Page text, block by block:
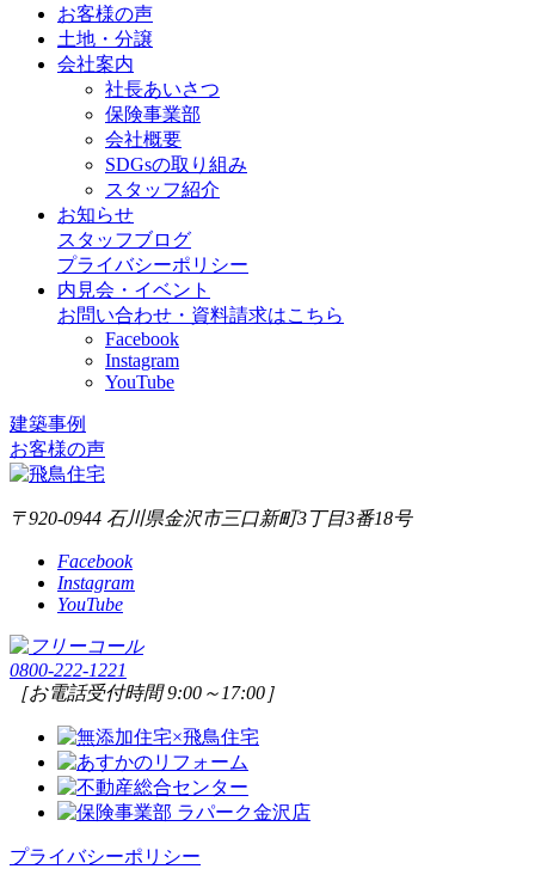
お客様の声
土地・分譲
会社案内
社長あいさつ
保険事業部
会社概要
SDGsの取り組み
スタッフ紹介
お知らせ
スタッフブログ
プライバシーポリシー
内見会・イベント
お問い合わせ・資料請求はこちら
Facebook
Instagram
YouTube
建築事例
お客様の声
〒920-0944 石川県金沢市三口新町3丁目3番18号
Facebook
Instagram
YouTube
0800-222-1221
［お電話受付時間 9:00～17:00］
プライバシーポリシー